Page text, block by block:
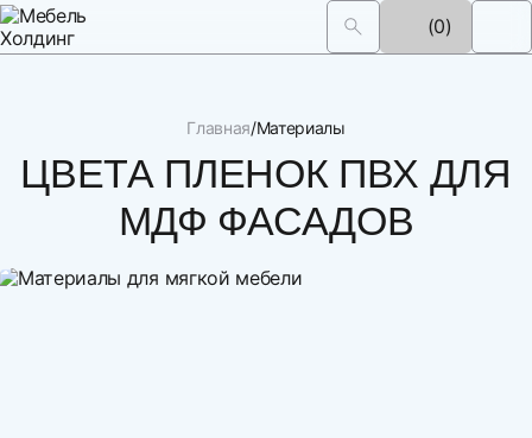
(0)
Главная Материалы
ЦВЕТА ПЛЕНОК ПВХ ДЛЯ
МДФ ФАСАДОВ